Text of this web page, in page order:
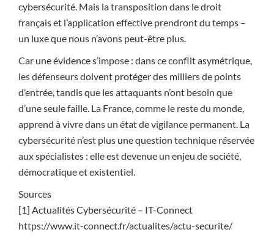
cybersécurité. Mais la transposition dans le droit
français et l’application effective prendront du temps –
un luxe que nous n’avons peut-être plus.
Car une évidence s’impose : dans ce conflit asymétrique,
les défenseurs doivent protéger des milliers de points
d’entrée, tandis que les attaquants n’ont besoin que
d’une seule faille. La France, comme le reste du monde,
apprend à vivre dans un état de vigilance permanent. La
cybersécurité n’est plus une question technique réservée
aux spécialistes : elle est devenue un enjeu de société,
démocratique et existentiel.
Sources
[1] Actualités Cybersécurité – IT-Connect
https://www.it-connect.fr/actualites/actu-securite/